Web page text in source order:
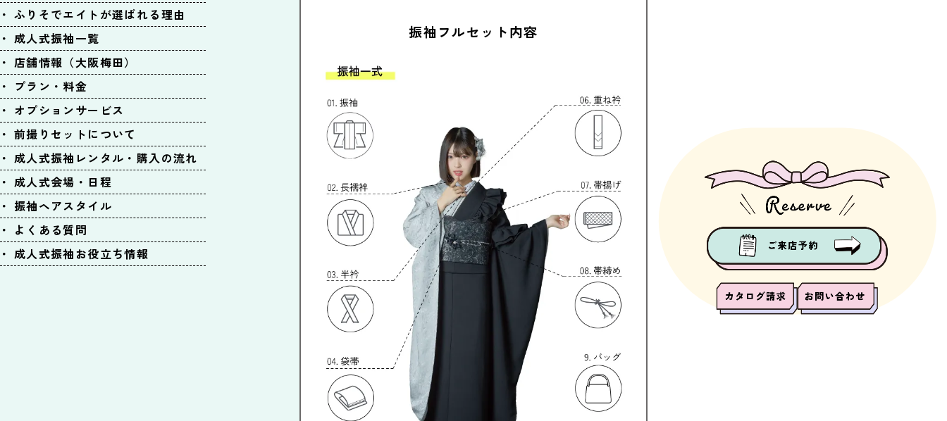
ふりそでエイトが選ばれる理由
成人式振袖一覧
店舗情報（大阪梅田）
プラン・料金
オプションサービス
前撮りセットについて
成人式振袖レンタル・購入の流れ
成人式会場・日程
振袖ヘアスタイル
よくある質問
成人式振袖お役立ち情報
振袖フルセット内容